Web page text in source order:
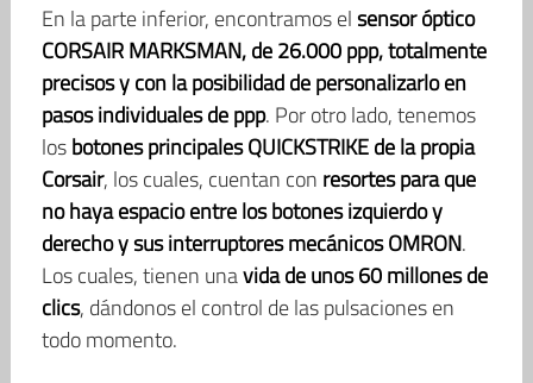
En la parte inferior, encontramos elsensor óptico
CORSAIR MARKSMAN, de 26.000 ppp, totalmente
precisos y con la posibilidad de personalizarlo en
pasos individuales de ppp. Por otro lado, tenemos
losbotones principales QUICKSTRIKE de la propia
Corsair, los cuales, cuentan con resortes para que
no haya espacio entre los botones izquierdo y
derecho y sus interruptores mecánicos OMRON.
Los cuales, tienen unavida de unos 60 millones de
clics, dándonos el control de las pulsaciones en
todo momento.